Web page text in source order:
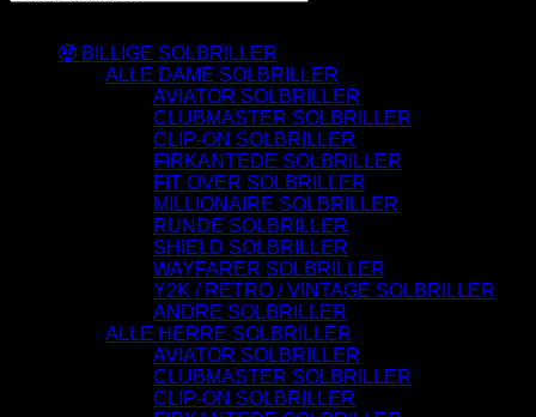
🤑 BILLIGE SOLBRILLER
ALLE DAME SOLBRILLER
AVIATOR SOLBRILLER
CLUBMASTER SOLBRILLER
CLIP-ON SOLBRILLER
FIRKANTEDE SOLBRILLER
FIT OVER SOLBRILLER
MILLIONAIRE SOLBRILLER
RUNDE SOLBRILLER
SHIELD SOLBRILLER
WAYFARER SOLBRILLER
Y2K / RETRO / VINTAGE SOLBRILLER
ANDRE SOLBRILLER
ALLE HERRE SOLBRILLER
AVIATOR SOLBRILLER
CLUBMASTER SOLBRILLER
CLIP-ON SOLBRILLER